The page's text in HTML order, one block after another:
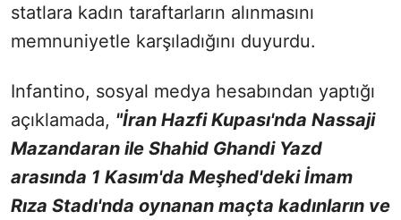
statlara kadın taraftarların alınmasını
memnuniyetle karşıladığını duyurdu.
Infantino, sosyal medya hesabından yaptığı
açıklamada, "İran Hazfi Kupası'nda Nassaji
Mazandaran ile Shahid Ghandi Yazd
arasında 1 Kasım'da Meşhed'deki İmam
Rıza Stadı'nda oynanan maçta kadınların ve